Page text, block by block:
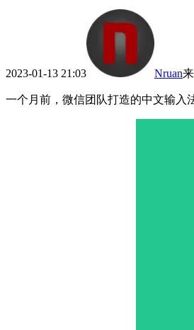
2023-01-13 21:03 Nruan
一个月前，微信团队打造的中文输入